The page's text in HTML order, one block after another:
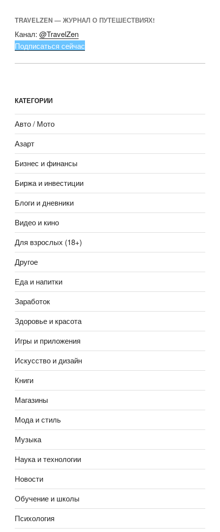
TRAVELZEN — ЖУРНАЛ О ПУТЕШЕСТВИЯХ!
Канал: @TravelZen
Подписаться сейчас
КАТЕГОРИИ
Авто / Мото
Азарт
Бизнес и финансы
Биржа и инвестиции
Блоги и дневники
Видео и кино
Для взрослых (18+)
Другое
Еда и напитки
Заработок
Здоровье и красота
Игры и приложения
Искусство и дизайн
Книги
Магазины
Мода и стиль
Музыка
Наука и технологии
Новости
Обучение и школы
Психология